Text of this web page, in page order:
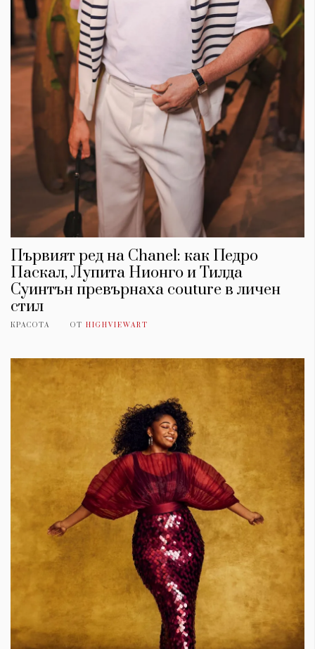
Първият ред на Chanel: как Педро
Паскал, Лупита Нионго и Тилда
Суинтън превърнаха couture в личен
стил
КРАСОТА ОТ HIGHVIEWART